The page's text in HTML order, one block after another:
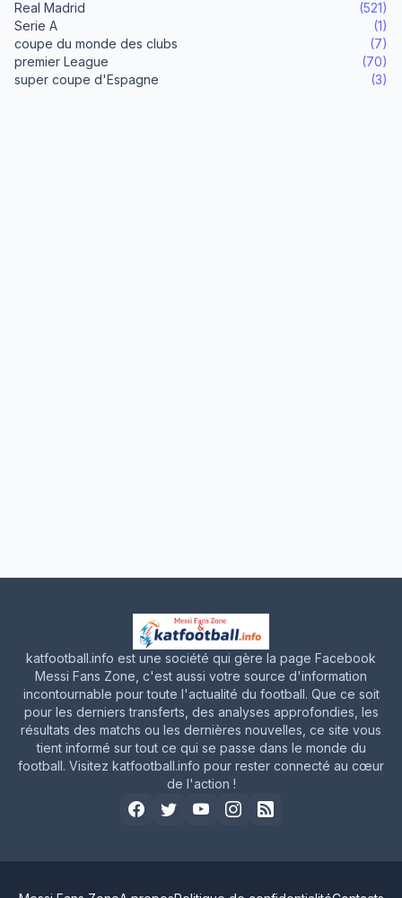
Real Madrid
(521)
Serie A
(1)
coupe du monde des clubs
(7)
premier League
(70)
super coupe d'Espagne
(3)
katfootball.info est une société qui gère la page Facebook
Messi Fans Zone, c'est aussi votre source d'information
incontournable pour toute l'actualité du football. Que ce soit
pour les derniers transferts, des analyses approfondies, les
résultats des matchs ou les dernières nouvelles, ce site vous
tient informé sur tout ce qui se passe dans le monde du
football. Visitez katfootball.info pour rester connecté au cœur
de l'action !